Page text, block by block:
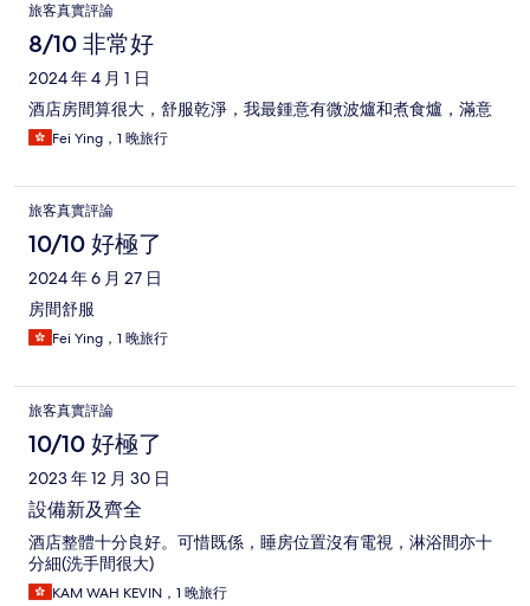
旅客真實評論
8/10 非常好
2024 年 4 月 1 日
酒店房間算很大，舒服乾淨，我最鍾意有微波爐和煮食爐，滿意
Fei Ying，1 晚旅行
旅客真實評論
10/10 好極了
2024 年 6 月 27 日
房間舒服
Fei Ying，1 晚旅行
旅客真實評論
10/10 好極了
2023 年 12 月 30 日
設備新及齊全
酒店整體十分良好。可惜既係，睡房位置沒有電視，淋浴間亦十
分細(洗手間很大)
KAM WAH KEVIN，1 晚旅行